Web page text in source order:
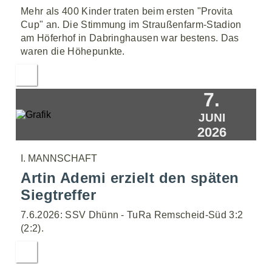
Mehr als 400 Kinder traten beim ersten "Provita
Cup" an. Die Stimmung im Straußenfarm-Stadion
am Höferhof in Dabringhausen war bestens. Das
waren die Höhepunkte.
7.
JUNI
2026
I. MANNSCHAFT
Artin Ademi erzielt den späten
Siegtreffer
7.6.2026: SSV Dhünn - TuRa Remscheid-Süd 3:2
(2:2).